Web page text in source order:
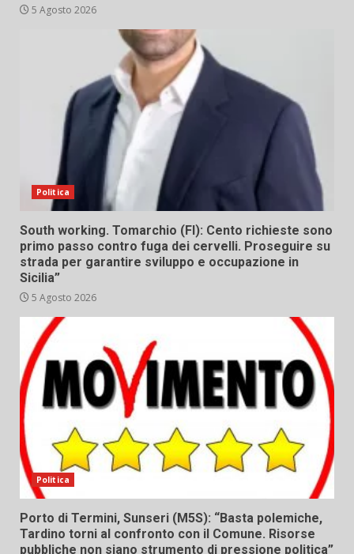
5 Agosto 2026
Politica
South working. Tomarchio (FI): Cento richieste sono
primo passo contro fuga dei cervelli. Proseguire su
strada per garantire sviluppo e occupazione in
Sicilia”
5 Agosto 2026
Politica
Porto di Termini, Sunseri (M5S): “Basta polemiche,
Tardino torni al confronto con il Comune. Risorse
pubbliche non siano strumento di pressione politica”